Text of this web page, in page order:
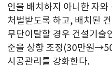
인을 배치하지 아니한 자
처벌받도록 하고, 배치된
무단이탈할 경우 건설기술
준을 상향 조정(30만원
시공관리를 강화한다.